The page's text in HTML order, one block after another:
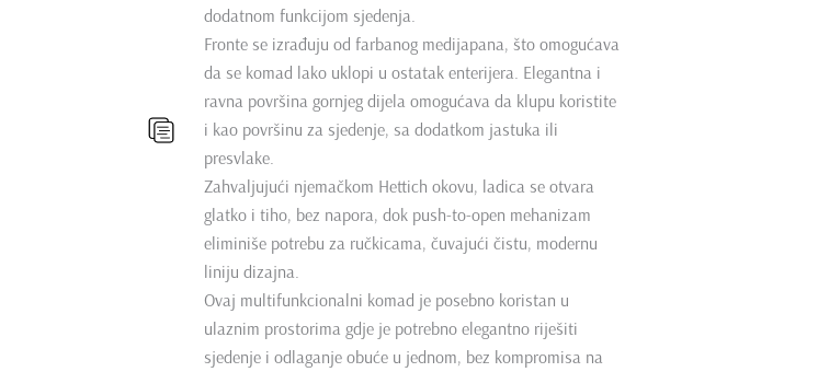
dodatnom funkcijom sjedenja.
Fronte se izrađuju od farbanog medijapana, što omogućava
da se komad lako uklopi u ostatak enterijera. Elegantna i
ravna površina gornjeg dijela omogućava da klupu koristite
i kao površinu za sjedenje, sa dodatkom jastuka ili
presvlake.
Zahvaljujući njemačkom Hettich okovu, ladica se otvara
glatko i tiho, bez napora, dok push-to-open mehanizam
eliminiše potrebu za ručkicama, čuvajući čistu, modernu
liniju dizajna.
Ovaj multifunkcionalni komad je posebno koristan u
ulaznim prostorima gdje je potrebno elegantno riješiti
sjedenje i odlaganje obuće u jednom, bez kompromisa na